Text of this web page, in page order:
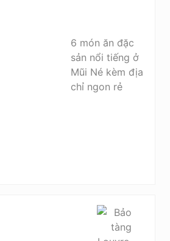
6 món ăn đặc
sản nổi tiếng ở
Mũi Né kèm địa
chỉ ngon rẻ